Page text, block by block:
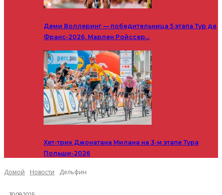
Деми Воллеринг — победительница 5 этапа Тур де
Франс-2026, Марлен Ройссер…
Хет-трик Джонатана Милана на 3-м этапе Тура
Польши-2026
Домой Новости Дельфин